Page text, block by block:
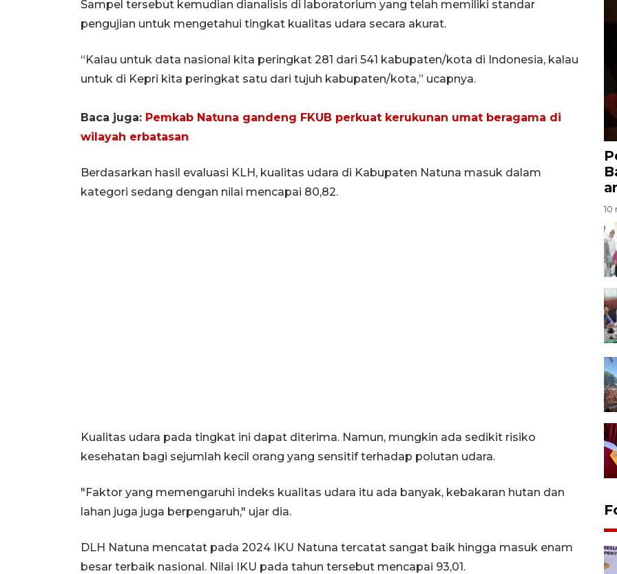
Sampel tersebut kemudian dianalisis di laboratorium yang telah memiliki standar
pengujian untuk mengetahui tingkat kualitas udara secara akurat.
“Kalau untuk data nasional kita peringkat 281 dari 541 kabupaten/kota di Indonesia, kalau
untuk di Kepri kita peringkat satu dari tujuh kabupaten/kota,” ucapnya.
Baca juga: Pemkab Natuna gandeng FKUB perkuat kerukunan umat beragama di
wilayah erbatasan
Berdasarkan hasil evaluasi KLH, kualitas udara di Kabupaten Natuna masuk dalam
kategori sedang dengan nilai mencapai 80,82.
Kualitas udara pada tingkat ini dapat diterima. Namun, mungkin ada sedikit risiko
kesehatan bagi sejumlah kecil orang yang sensitif terhadap polutan udara.
"Faktor yang memengaruhi indeks kualitas udara itu ada banyak, kebakaran hutan dan
lahan juga juga berpengaruh," ujar dia.
DLH Natuna mencatat pada 2024 IKU Natuna tercatat sangat baik hingga masuk enam
besar terbaik nasional. Nilai IKU pada tahun tersebut mencapai 93,01.
10